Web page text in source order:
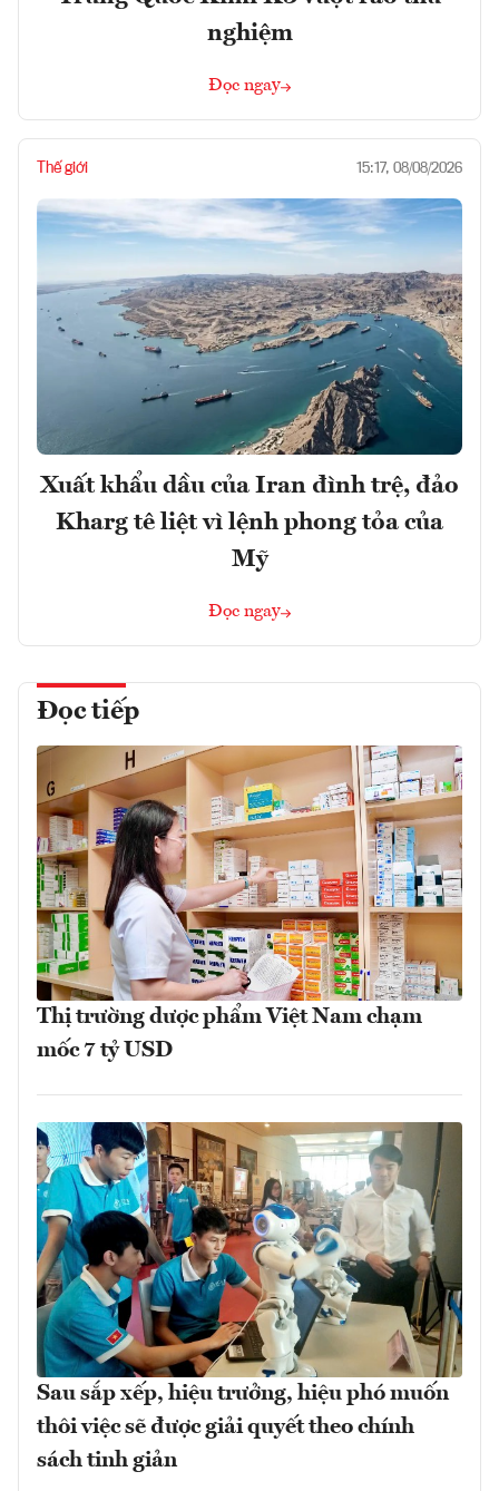
nghiệm
Đọc ngay
Thế giới 15:17, 08/08/2026
Xuất khẩu dầu của Iran đình trệ, đảo
Kharg tê liệt vì lệnh phong tỏa của
Mỹ
Đọc ngay
Đọc tiếp
Thị trường dược phẩm Việt Nam chạm
mốc 7 tỷ USD
Sau sắp xếp, hiệu trưởng, hiệu phó muốn
thôi việc sẽ được giải quyết theo chính
sách tinh giản